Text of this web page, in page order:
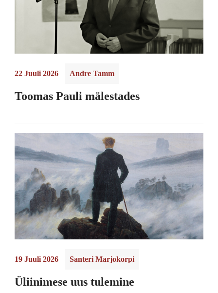
22 Juuli 2026 Andre Tamm
Toomas Pauli mälestades
19 Juuli 2026 Santeri Marjokorpi
Üliinimese uus tulemine